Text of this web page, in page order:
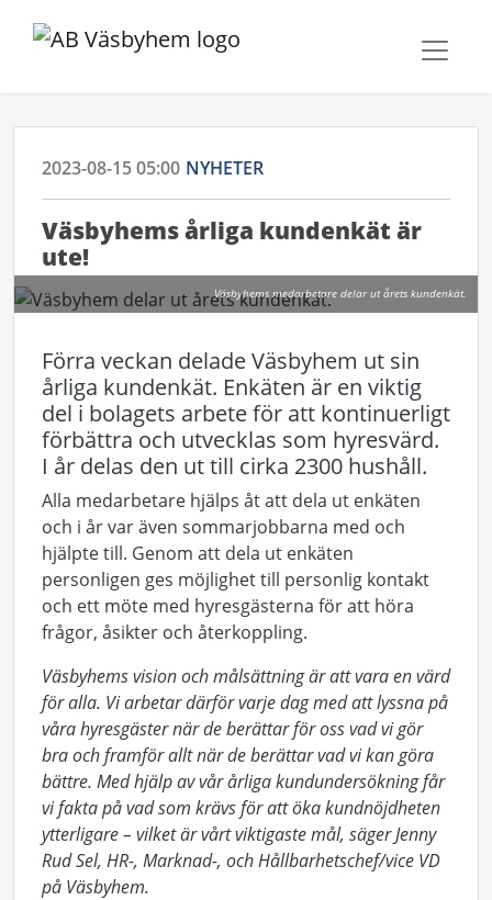
2023-08-15 05:00 NYHETER
Väsbyhems årliga kundenkät är
ute!
Väsbyhems medarbetare delar ut årets kundenkät.
Förra veckan delade Väsbyhem ut sin
årliga kundenkät. Enkäten är en viktig
del i bolagets arbete för att kontinuerligt
förbättra och utvecklas som hyresvärd.
I år delas den ut till cirka 2300 hushåll.
Alla medarbetare hjälps åt att dela ut enkäten
och i år var även sommarjobbarna med och
hjälpte till. Genom att dela ut enkäten
personligen ges möjlighet till personlig kontakt
och ett möte med hyresgästerna för att höra
frågor, åsikter och återkoppling.
Väsbyhems vision och målsättning är att vara en värd
för alla. Vi arbetar därför varje dag med att lyssna på
våra hyresgäster när de berättar för oss vad vi gör
bra och framför allt när de berättar vad vi kan göra
bättre. Med hjälp av vår årliga kundundersökning får
vi fakta på vad som krävs för att öka kundnöjdheten
ytterligare – vilket är vårt viktigaste mål, säger Jenny
Rud Sel, HR-, Marknad-, och Hållbarhetschef/vice VD
på Väsbyhem.